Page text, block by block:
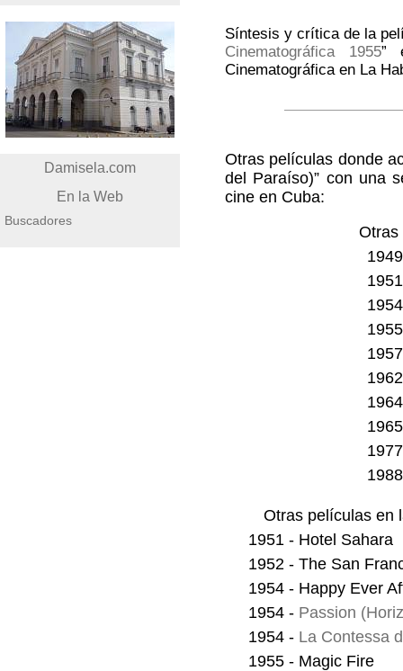
Damisela.com
En la Web
Buscadores
Síntesis y crítica de la
Cinematográfica 1955”
Cinematográfica en La
Otras películas donde
del Paraíso)” con una
cine en Cuba:
Otras
Otras películas en
1951 - Hotel Sahara
1952 - The San
1954 - Happy Ever
1954 - Passion
1954 - La Contessa
1955 - Magic Fire